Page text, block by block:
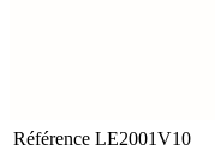
Référence LE2001V10